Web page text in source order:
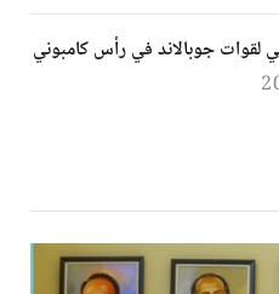
لقوات جوبالاند في رأس كامبوني